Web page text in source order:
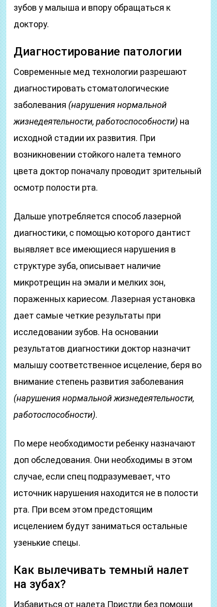
зубов у малыша и впору обращаться к
доктору.
Диагностирование патологии
Современные мед технологии разрешают
диагностировать стоматологические
заболевания (нарушения нормальной
жизнедеятельности, работоспособности) на
исходной стадии их развития. При
возникновении стойкого налета темного
цвета доктор поначалу проводит зрительный
осмотр полости рта.
Дальше употребляется способ лазерной
диагностики, с помощью которого дантист
выявляет все имеющиеся нарушения в
структуре зуба, описывает наличие
микротрещин на эмали и мелких зон,
пораженных кариесом. Лазерная установка
дает самые четкие результаты при
исследовании зубов. На основании
результатов диагностики доктор назначит
малышу соответственное исцеление, беря во
внимание степень развития заболевания
(нарушения нормальной жизнедеятельности,
работоспособности).
По мере необходимости ребенку назначают
доп обследования. Они необходимы в этом
случае, если спец подразумевает, что
источник нарушения находится не в полости
рта. При всем этом предстоящим
исцелением будут заниматься остальные
узенькие спецы.
Как вылечивать темный налет
на зубах?
Избавиться от налета Пристли без помощи